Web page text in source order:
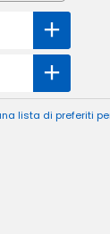
lista di preferiti